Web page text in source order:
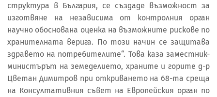
структура в България, се създаде възможност за
изготвяне на независима от контролния орган
научно обоснована оценка на възможните рискове по
хранителната верига. По този начин се защитава
здравето на потребителите“. Това каза заместник-
министърът на земеделието, храните и горите д-р
Цветан Димитров при откриването на 68-та среща
на Консултативния съвет на Европейския орган по